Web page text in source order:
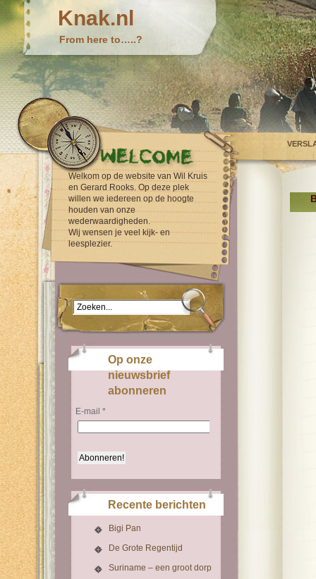
Knak.nl
From here to…..?
Welkom op de website van Wil Kruis
en Gerard Rooks. Op deze plek
willen we iedereen op de hoogte
houden van onze
wederwaardigheden.
Wij wensen je veel kijk- en
leesplezier.
Op onze
nieuwsbrief
abonneren
E-mail *
Recente berichten
Bigi Pan
De Grote Regentijd
Suriname – een groot dorp